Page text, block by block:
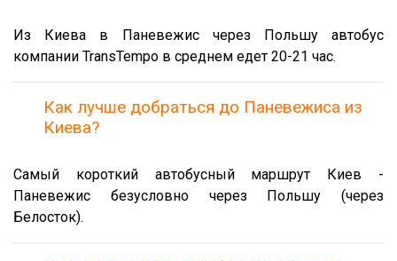
Из Киева в Паневежис через Польшу автобус
компании TransTempo в среднем едет 20-21 час.
Как лучше добраться до Паневежиса из
Киева?
Самый короткий автобусный маршрут Киев -
Паневежис безусловно через Польшу (через
Белосток).